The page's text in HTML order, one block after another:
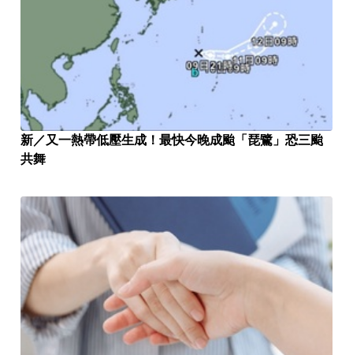
新／又一熱帶低壓生成！最快今晚成颱「琵鷺」恐三颱
共舞